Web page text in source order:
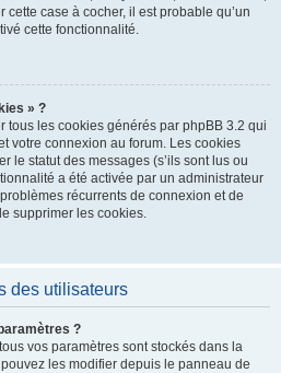
cette case à cocher, il est probable qu’un
cette fonctionnalité.
» ?
tous les cookies générés par phpBB 3.2 qui
votre connexion au forum. Les cookies
le statut des messages (s’ils sont lus ou
a été activée par un administrateur
récurrents de connexion et de
supprimer les cookies.
des utilisateurs
?
vos paramètres sont stockés dans la
les modifier depuis le panneau de